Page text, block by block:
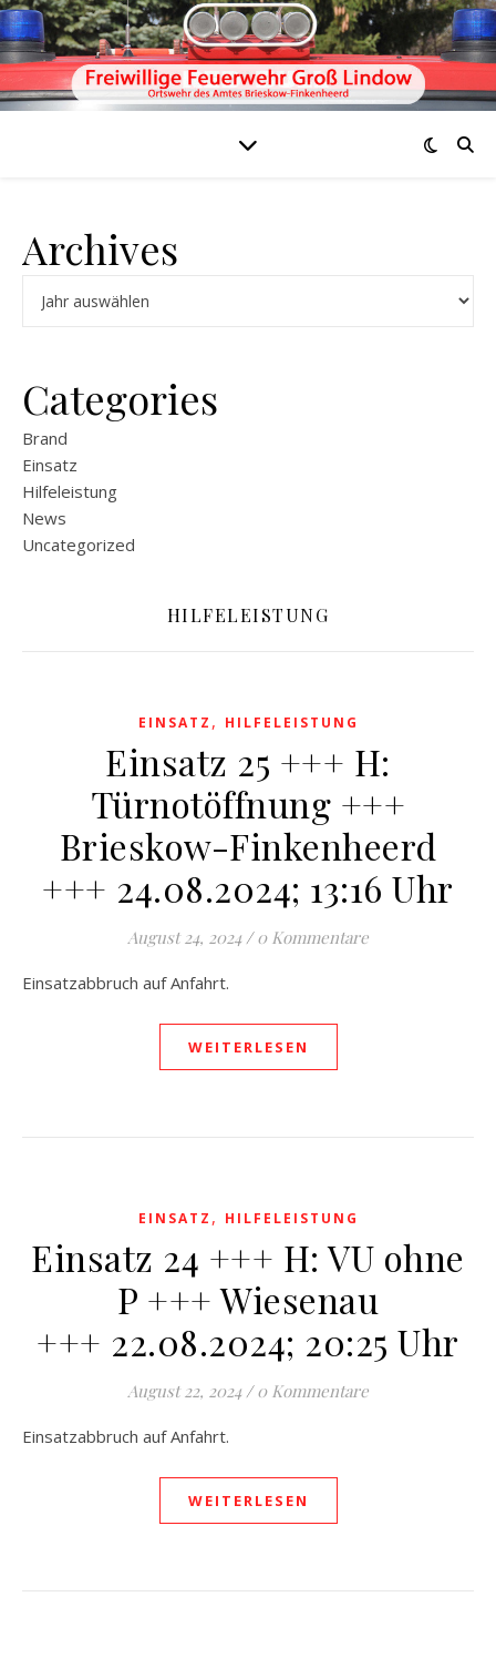
Archives
Categories
Brand
Einsatz
Hilfeleistung
News
Uncategorized
HILFELEISTUNG
EINSATZ , HILFELEISTUNG
Einsatz 25 +++ H:
Türnotöffnung +++
Brieskow-Finkenheerd
+++ 24.08.2024; 13:16 Uhr
August 24, 2024 / 0 Kommentare
Einsatzabbruch auf Anfahrt.
WEITERLESEN
EINSATZ , HILFELEISTUNG
Einsatz 24 +++ H: VU ohne
P +++ Wiesenau
+++ 22.08.2024; 20:25 Uhr
August 22, 2024 / 0 Kommentare
Einsatzabbruch auf Anfahrt.
WEITERLESEN